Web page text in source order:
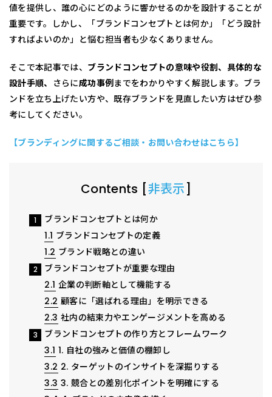
値を提供し、誰の心にどのように響かせるのかを設計することが
重要です。しかし、「ブランドコンセプトとは何か」「どう設計
すればよいのか」と悩む担当者も少なくありません。
そこで本記事では、 ブランドコンセプトの意味や役割、具体的な
設計手順、 さらに成功事例までをわかりやすく解説します。ブラ
ンドを立ち上げたい方や、既存ブランドを見直したい方はぜひ参
考にしてください。
【ブランディングに関するご相談・お問い合わせはこちら】
Contents [非表示]
1
ブランドコンセプトとは何か
1.1 ブランドコンセプトの定義
1.2 ブランド戦略との違い
2
ブランドコンセプトが重要な理由
2.1 企業の判断軸として機能する
2.2 顧客に「選ばれる理由」を明示できる
2.3 社内の結束力やエンゲージメントを高める
3
ブランドコンセプトの作り方とフレームワーク
3.1 1. 自社の強みと価値の棚卸し
3.2 2. ターゲットのインサイトを深掘りする
3.3 3. 競合との差別化ポイントを明確にする